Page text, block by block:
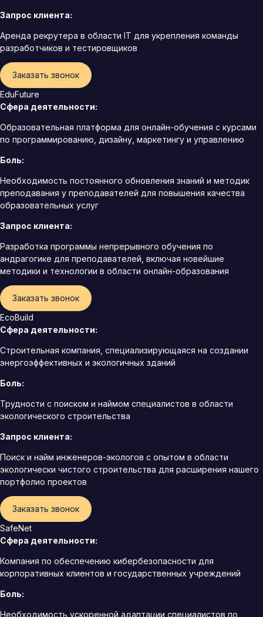
Запрос клиента:
Аренда рекрутера в области IT для укрепления команды
разработчиков и тестировщиков
Заказать звонок
EduFuture
Сфера деятельности:
Образовательная платформа для онлайн-обучения с курсами
по программированию, дизайну, маркетингу и управлению
Боль:
Необходимость постоянного обновления знаний и методик
преподавания у преподавателей для повышения качества
образовательных услуг
Запрос клиента:
Разработка программы непрерывного обучения по
андрагогике для преподавателей, включая новейшие
методики и технологии в области онлайн-образования
Заказать звонок
EcoBuild
Сфера деятельности:
Строительная компания, специализирующаяся на создании
энергоэффективных и экологичных зданий
Боль:
Трудности с поиском и наймом специалистов в области
экологического строительства
Запрос клиента:
Поиск и найм инженеров-экологов с опытом в области
экологически чистого строительства для расширения нашего
портфолио проектов
Заказать звонок
SafeNet
Сфера деятельности:
Компания по обеспечению кибербезопасности для
корпоративных клиентов и государственных учреждений
Боль:
Необходимость ускоренной адаптации специалистов по